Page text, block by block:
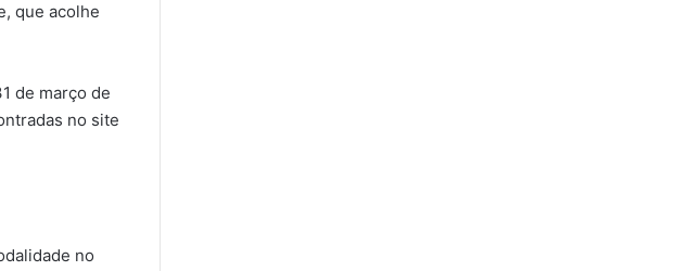
que acolhe
de março de
no site
no